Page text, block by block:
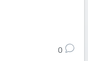
0